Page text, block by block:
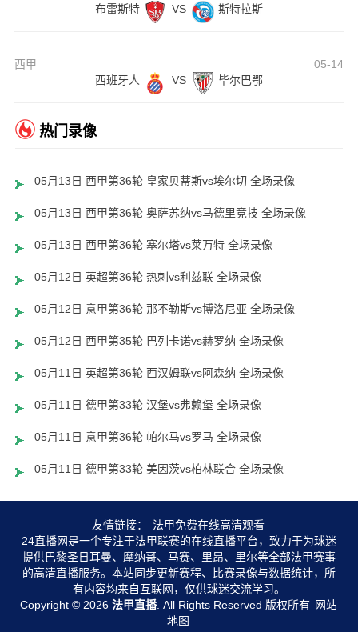
布雷斯特
VS 斯特拉斯
西甲
05-14
西班牙人
VS 毕尔巴鄂
热门录像
05月13日 西甲第36轮 皇家贝蒂斯vs埃尔切 全场录像
05月13日 西甲第36轮 奥萨苏纳vs马德里竞技 全场录像
05月13日 西甲第36轮 塞尔塔vs莱万特 全场录像
05月12日 英超第36轮 热刺vs利兹联 全场录像
05月12日 意甲第36轮 那不勒斯vs博洛尼亚 全场录像
05月12日 西甲第35轮 巴列卡诺vs赫罗纳 全场录像
05月11日 英超第36轮 西汉姆联vs阿森纳 全场录像
05月11日 德甲第33轮 汉堡vs弗赖堡 全场录像
05月11日 意甲第36轮 帕尔马vs罗马 全场录像
05月11日 德甲第33轮 美因茨vs柏林联合 全场录像
友情链接：
法甲免费在线高清观看
24直播网是一个专注于法甲联赛的在线直播平台，致力于为球迷
提供巴黎圣日耳曼、摩纳哥、马赛、里昂、里尔等全部法甲赛事
的高清直播服务。本站同步更新赛程、比赛录像与数据统计，所
有内容均来自互联网，仅供球迷交流学习。
Copyright © 2026法甲直播. All Rights Reserved 版权所有 网站
地图